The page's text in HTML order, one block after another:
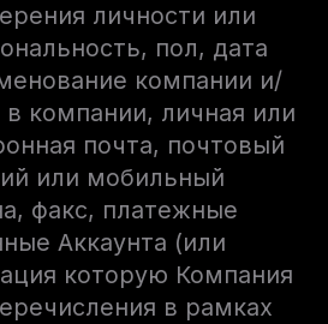
личности или
пол, дата
компании и/
компании, личная или
почта, почтовый
или мобильный
факс, платежные
Аккаунта (или
которую Компания
в рамках